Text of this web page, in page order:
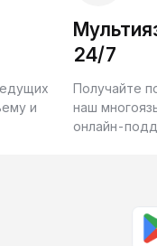
и
24/7
Получайте
наш
онлайн-